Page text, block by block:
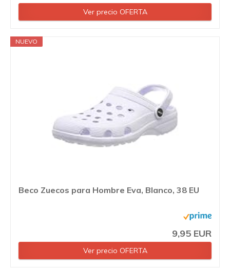
Ver precio OFERTA
NUEVO
Beco Zuecos para Hombre Eva, Blanco, 38 EU
9,95 EUR
Ver precio OFERTA